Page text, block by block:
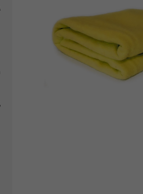
hvězdiček.